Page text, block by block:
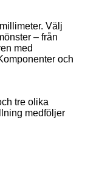
Välj
– från
med
och
tre olika
medföljer